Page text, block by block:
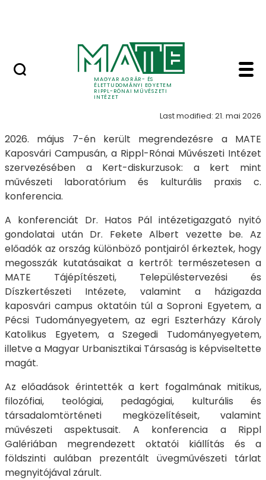
MAGYAR AGRÁR- ÉS
ÉLETTUDOMÁNYI EGYETEM
RIPPL-RÓNAI MŰVÉSZETI
INTÉZET
Kert diskurzusok
Kert
Last modified: 21. mai 2026
2026. május 7-én került megrendezésre a MATE
Kaposvári Campusán, a Rippl-Rónai Művészeti Intézet
szervezésében a Kert-diskurzusok: a kert mint
művészeti laboratórium és kulturális praxis c.
konferencia.
A konferenciát Dr. Hatos Pál intézetigazgató nyitó
gondolatai után Dr. Fekete Albert vezette be. Az
előadók az ország különböző pontjairól érkeztek, hogy
megosszák kutatásaikat a kertről: természetesen a
MATE Tájépítészeti, Településtervezési és
Díszkertészeti Intézete, valamint a házigazda
kaposvári campus oktatóin túl a Soproni Egyetem, a
Pécsi Tudományegyetem, az egri Eszterházy Károly
Katolikus Egyetem, a Szegedi Tudományegyetem,
illetve a Magyar Urbanisztikai Társaság is képviseltette
magát.
Az előadások érintették a kert fogalmának mitikus,
filozófiai, teológiai, pedagógiai, kulturális és
társadalomtörténeti megközelítéseit, valamint
művészeti aspektusait. A konferencia a Rippl
Galériában megrendezett oktatói kiállítás és a
földszinti aulában prezentált üvegművészeti tárlat
megnyitójával zárult.